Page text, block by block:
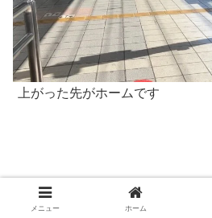
上がった先がホームです
地下での行き方
メニュー ホーム